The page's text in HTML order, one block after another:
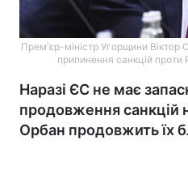
Прем'єр-міністр Угорщини Віктор
припинення санкцій
Наразі ЄС не має
продовження санкцій
Орбан продовжить їх